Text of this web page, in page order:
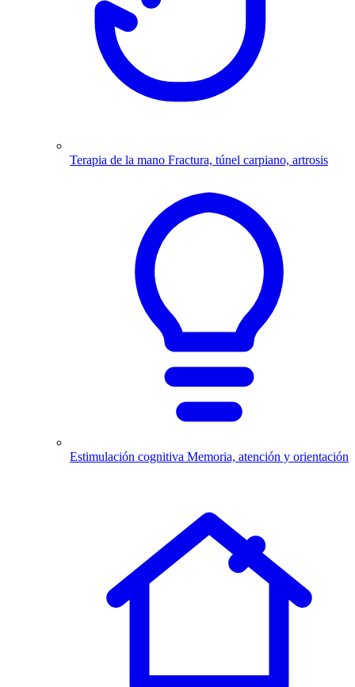
Terapia de la mano Fractura, túnel carpiano, artrosis
Estimulación cognitiva Memoria, atención y orientación